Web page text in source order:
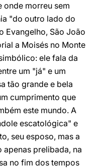
onde morreu sem
"do outro lado do
Evangelho, São João
a Moisés no Monte
ele fala da
um "já" e um
tão grande e bela
cumprimento que
este mundo. A
escatológica" e
seu esposo, mas a
apenas prelibada, na
no fim dos tempos